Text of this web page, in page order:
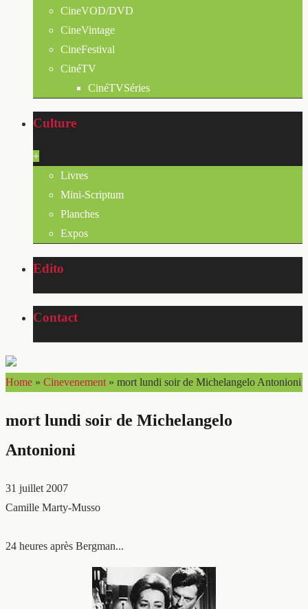
CineVOD/DVD
CineVintage
CineFestival
CinéTV
CinéTVSéries
Culture
+
Livres
Mini-Scriptum
Planches
Expos
Edito
Contact
Home » Cinevenement » mort lundi soir de Michelangelo Antonioni
mort lundi soir de Michelangelo
Antonioni
31 juillet 2007
Camille Marty-Musso
24 heures après Bergman...